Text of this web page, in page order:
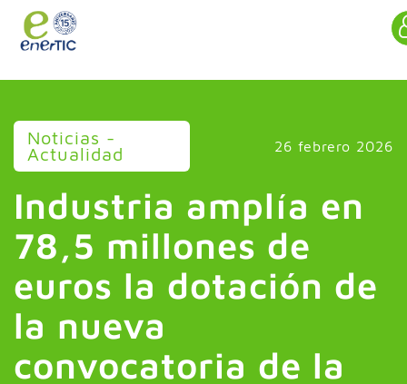
Noticias -
Actualidad 26 febrero 2026
Industria amplía en
78,5 millones de
euros la dotación de
la nueva
convocatoria de la